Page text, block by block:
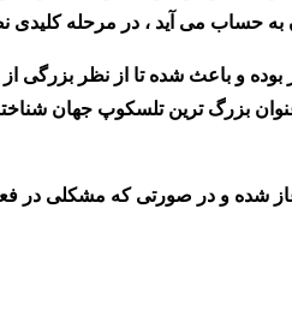
می آید ، در مرحله کلیدی نصب
و باعث شده تا از نظر بزرگی از
تلسکوپ در ماه مارس سال 2011 (برابر با اسفند 1390)